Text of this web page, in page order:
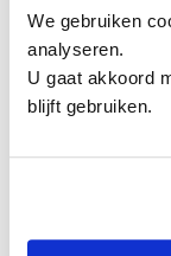
We gebruiken
analyseren.
U gaat akkoord
blijft gebruiken.
naar: